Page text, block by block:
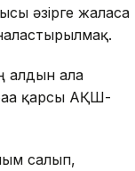
әзірге жалғаса
алдын ала
қарсы АҚШ-
салып,